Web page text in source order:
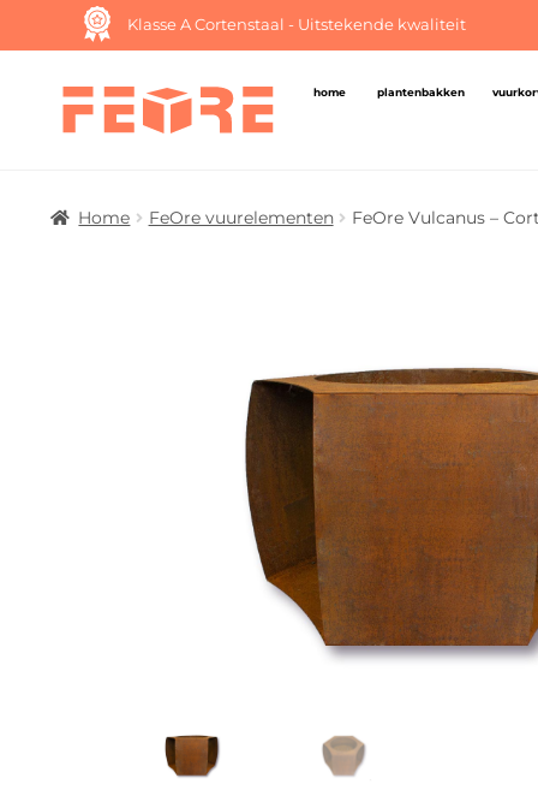
Klasse A Cortenstaal - Uitstekende kwaliteit
home plantenbakken
Home FeOre vuurelementen FeOre Vulcanus –